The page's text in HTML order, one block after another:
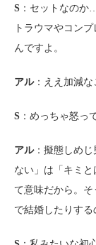
S ：セットなの
トラウマやコン
んですよ。
アル：ええ加減な
S ：めっちゃ怒っ
アル：擬態しめじ
ない」は「キミ
て意味だから。
で結婚したりする